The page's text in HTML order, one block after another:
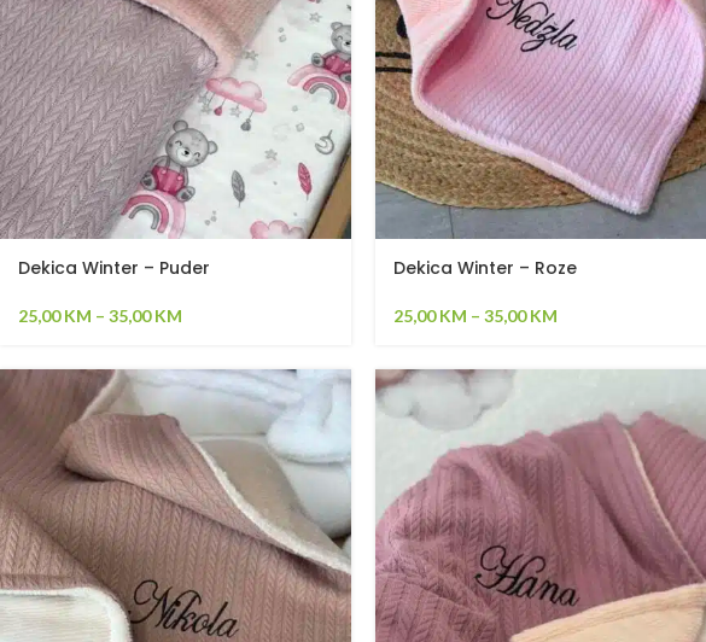
Dekica Winter – Puder
25,00KM – 35,00KM
Dekica Winter – Roze
25,00KM – 35,00KM